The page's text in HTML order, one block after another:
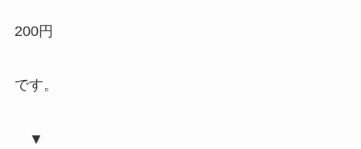
200円
です。
▼